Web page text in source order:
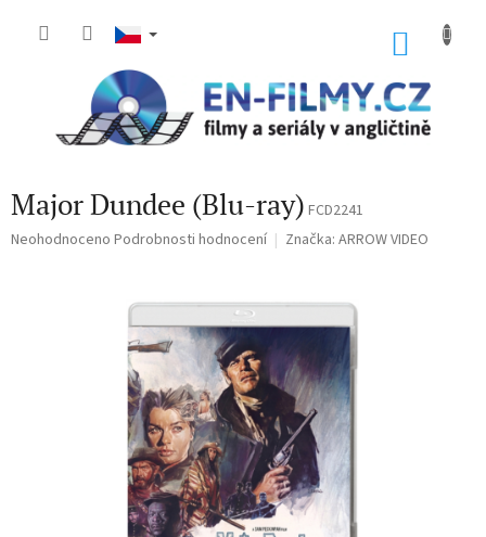
Major Dundee (Blu-ray) FCD2241
Průměrné
Neohodnoceno Podrobnosti hodnocení Značka: ARROW VIDEO